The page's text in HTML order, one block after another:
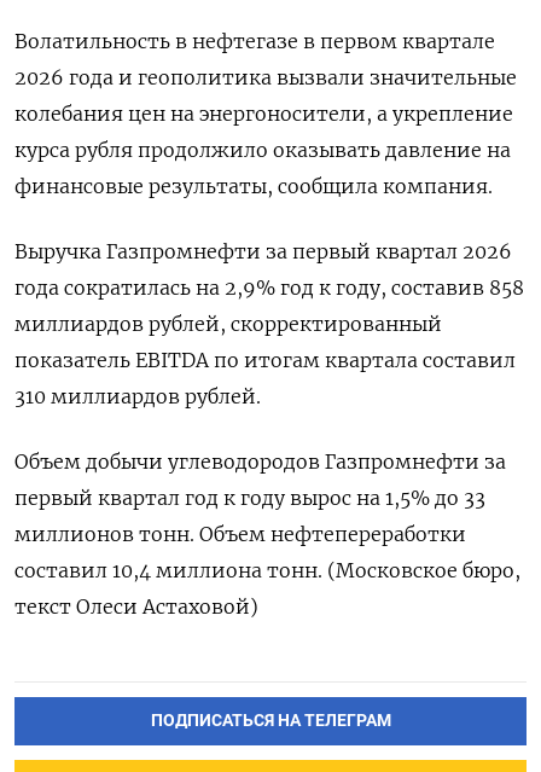
Волатильность в нефтегазе ‌в первом квартале
2026 года ​и геополитика вызвали значительные
‌колебания цен на энергоносители, а ​укрепление
курса рубля продолжило ‌оказывать давление на
финансовые результаты, сообщила компания.
Выручка Газпромнефти за ​первый квартал ​2026
‌года сократилась на 2,9% год ​к году, составив 858
миллиардов рублей, скорректированный
показатель EBITDA по итогам квартала составил
310 миллиардов рублей.
Объем добычи углеводородов Газпромнефти ​за
⁠первый квартал год к году вырос на ‌1,5% до 33
миллионов ‌тонн. Объем нефтепереработки
составил 10,4 ​миллиона тонн. (Московское бюро,
‌текст Олеси Астаховой)
ПОДПИСАТЬСЯ НА ТЕЛЕГРАМ